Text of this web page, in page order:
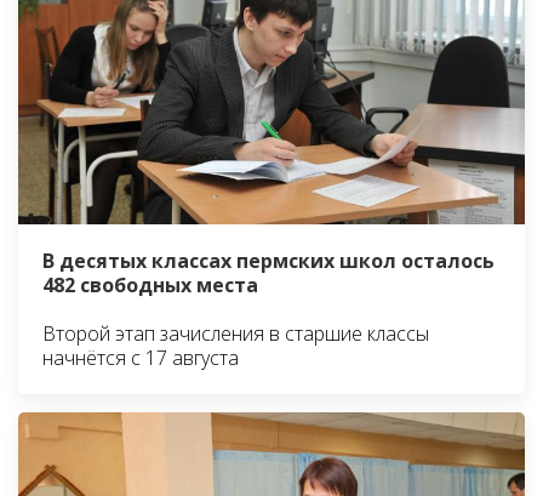
В десятых классах пермских школ осталось
482 свободных места
Второй этап зачисления в старшие классы
начнётся с 17 августа